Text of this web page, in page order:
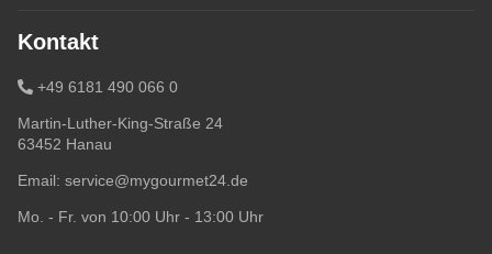
Kontakt
+49 6181 490 066 0
Martin-Luther-King-Straße 24
63452 Hanau
Email: service@mygourmet24.de
Mo. - Fr. von 10:00 Uhr - 13:00 Uhr